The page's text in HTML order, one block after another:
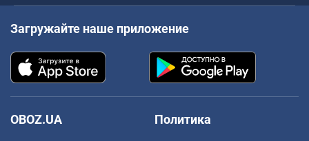
Загружайте наше приложение
OBOZ.UA
Политика